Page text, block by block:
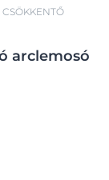
arclemosó